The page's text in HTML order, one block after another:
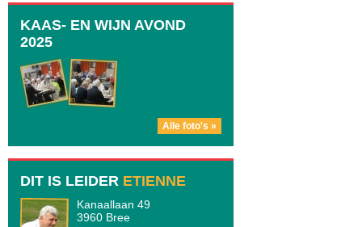
KAAS- EN WIJN AVOND
2025
Alle foto's »
DIT IS LEIDER ETIENNE
Kanaallaan 49
3960 Bree